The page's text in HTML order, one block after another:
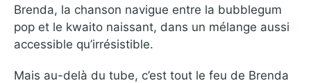
Brenda, la chanson navigue entre la bubblegum
pop et le kwaito naissant, dans un mélange aussi
accessible qu’irrésistible.
Mais au-delà du tube, c’est tout le feu de Brenda